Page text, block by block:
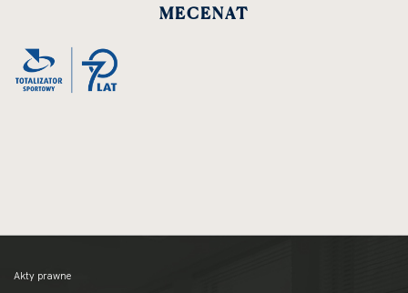
MECENAT
Akty prawne